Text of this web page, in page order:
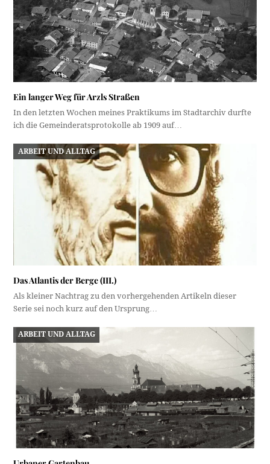
Ein langer Weg für Arzls Straßen
In den letzten Wochen meines Praktikums im Stadtarchiv durfte
ich die Gemeinderatsprotokolle ab 1909 auf…
ARBEIT UND ALLTAG
Das Atlantis der Berge (III.)
Als kleiner Nachtrag zu den vorhergehenden Artikeln dieser
Serie sei noch kurz auf den Ursprung…
ARBEIT UND ALLTAG